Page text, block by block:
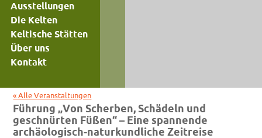
Ausstellungen
Die Kelten
Keltische Stätten
Über uns
Kontakt
« Alle Veranstaltungen
Führung „Von Scherben, Schädeln und
geschnürten Füßen“ – Eine spannende
archäologisch-naturkundliche Zeitreise